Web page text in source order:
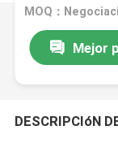
MOQ：
Mejor
DESCRIPCIóN